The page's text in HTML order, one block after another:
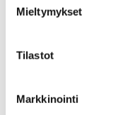
Mieltymykset
Tilastot
Markkinointi